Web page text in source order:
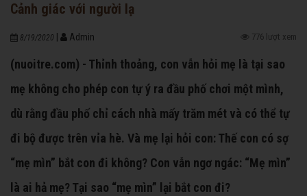
Cảnh giác với người lạ
8/19/2020 Admin 776 lượt xem
(nuoitre.com) - Thỉnh thoảng, con vẫn hỏi mẹ là tại sao
mẹ không cho phép con tự ý ra đầu phố chơi một mình,
dù rằng đầu phố chỉ cách nhà mấy trăm mét và có thể tự
đi bộ được trên vỉa hè. Và mẹ lại hỏi con: Thế con có sợ
“mẹ mìn” bắt con đi không? Con vẫn ngơ ngác: “Mẹ mìn”
là ai hả mẹ? Tại sao “mẹ mìn” lại bắt con đi?